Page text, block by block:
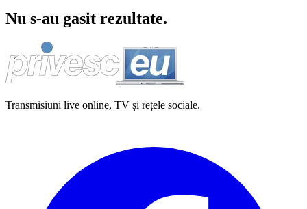
Nu s-au gasit rezultate.
Transmisiuni live online, TV și rețele sociale.